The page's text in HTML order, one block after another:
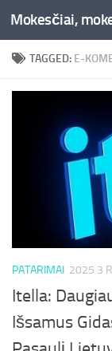
Skip to content
TAGGED: E-
PATARIMAI 2025 3
Itella:
Išsamus